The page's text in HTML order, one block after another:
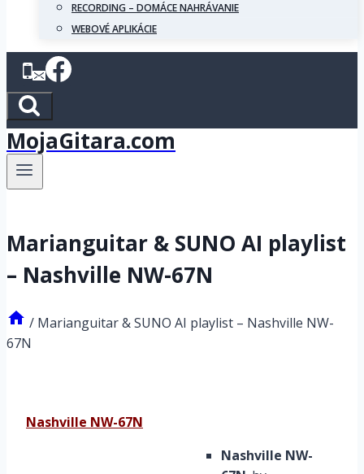
RECORDING – DOMÁCE NAHRÁVANIE
WEBOVÉ APLIKÁCIE
MojaGitara.com
Marianguitar & SUNO AI playlist
– Nashville NW-67N
/ Marianguitar & SUNO AI playlist – Nashville NW-
67N
Nashville NW-67N
Nashville NW-